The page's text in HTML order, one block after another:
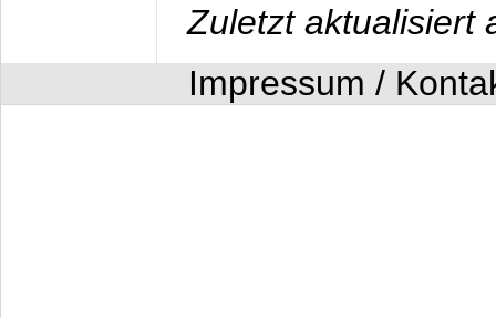
Zuletzt aktualisiert
Impressum /